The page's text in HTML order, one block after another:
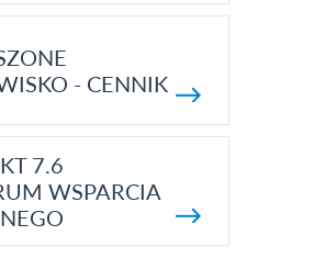
- CENNIK
7.6
WSPARCIA